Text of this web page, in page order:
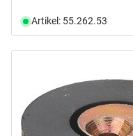
Artikel: 55.262.53